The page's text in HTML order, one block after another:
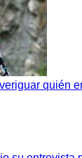
quién